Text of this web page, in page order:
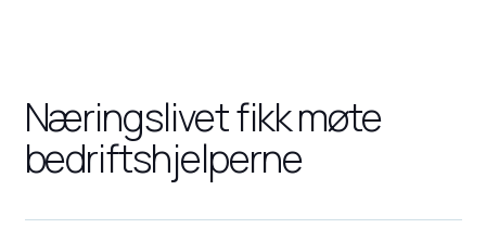
Næringslivet fikk møte
bedriftshjelperne